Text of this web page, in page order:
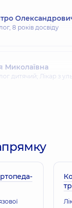
8 років досвіду
Миколаївна
дитячий; Лікар з
Лікар
та